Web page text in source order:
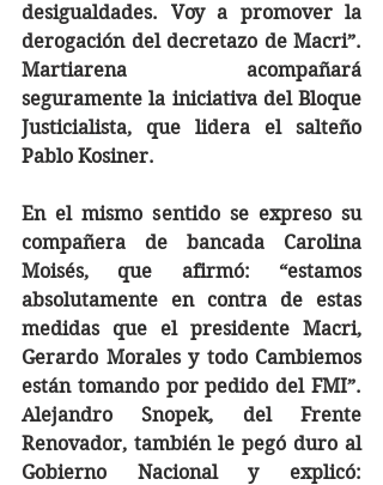
desigualdades. Voy a promover la
derogación del decretazo de Macri”.
Martiarena acompañará
seguramente la iniciativa del Bloque
Justicialista, que lidera el salteño
Pablo Kosiner.
En el mismo sentido se expreso su
compañera de bancada Carolina
Moisés, que afirmó: “estamos
absolutamente en contra de estas
medidas que el presidente Macri,
Gerardo Morales y todo Cambiemos
están tomando por pedido del FMI”.
Alejandro Snopek, del Frente
Renovador, también le pegó duro al
Gobierno Nacional y explicó: